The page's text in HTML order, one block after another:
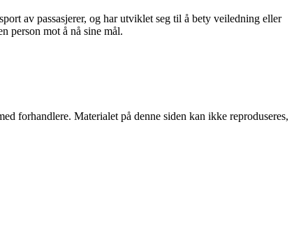
av passasjerer, og har utviklet seg til å bety veiledning eller
person mot å nå sine mål.
forhandlere. Materialet på denne siden kan ikke reproduseres,